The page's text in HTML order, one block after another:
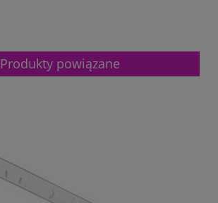
Produkty powiązane